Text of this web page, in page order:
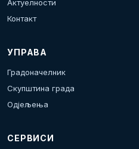
Актуелности
Контакт
УПРАВА
Градоначелник
Скупштина града
Одјељења
СЕРВИСИ